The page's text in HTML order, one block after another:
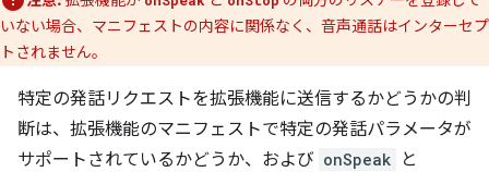
いない場合、マニフェストの内容に関係なく、音声通話はインターセプ
トされません。
特定の発話リクエストを拡張機能に送信するかどうかの判
断は、拡張機能のマニフェストで特定の発話パラメータが
サポートされているかどうか、および onSpeak と